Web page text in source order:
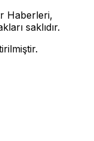
Haberleri,
saklıdır.